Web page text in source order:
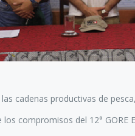
cadenas productivas de
compromisos del 12° GORE